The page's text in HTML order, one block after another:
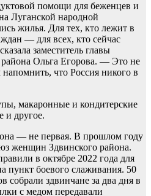
помощи для беженцев и
Луганской народной
жилья. Для тех, кто лежит в
— для всех, кто сейчас
заместитель главы
Ольга Егорова. — Это не
напомнить, что Россия никого в
макаронные и кондитерские
и другое.
— не первая. В прошлом году
женщин Здвинского района.
в октябре 2022 года для
пункт боевого слаживания. 50
собрали здвинчане за два дня в
с медом передавали